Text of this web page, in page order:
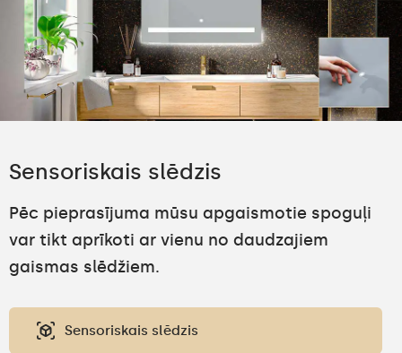
Sensoriskais slēdzis
Pēc pieprasījuma mūsu apgaismotie spoguļi
var tikt aprīkoti ar vienu no daudzajiem
gaismas slēdžiem.
Sensoriskais slēdzis